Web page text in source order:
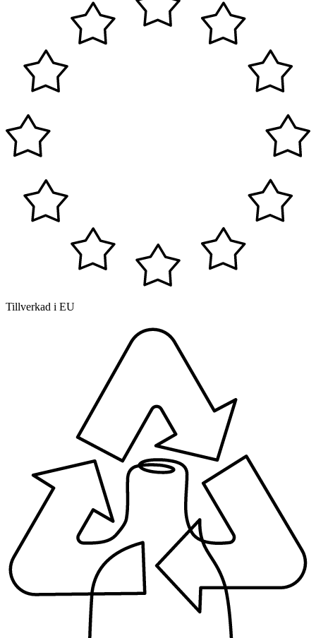
Tillverkad i EU